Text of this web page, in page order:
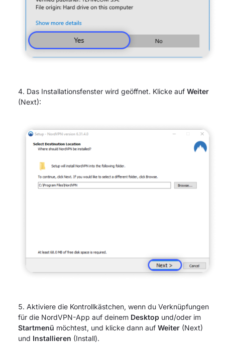
Das Installationsfenster wird geöffnet. Klicke auf Weiter
(Next):
Aktiviere die Kontrollkästchen, wenn du Verknüpfungen
für die NordVPN-App auf deinem Desktop und/oder im
Startmenü möchtest, und klicke dann auf Weiter (Next)
und Installieren (Install).